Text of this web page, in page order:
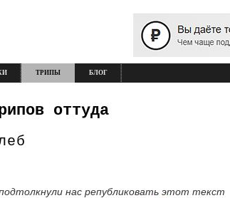
ТРИПЫ БЛОГ
оттуда
нас републиковать этот текст